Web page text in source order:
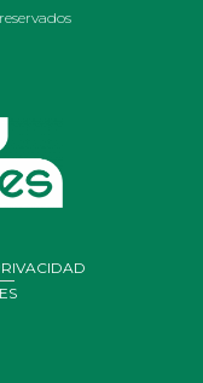
y profesores de
con residuos y